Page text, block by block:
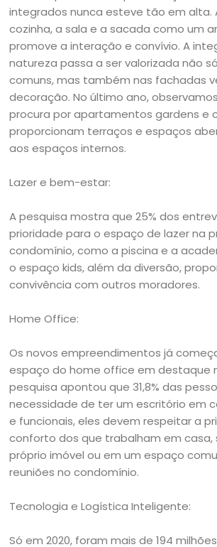
integrados nunca esteve tão em alta.
cozinha, a sala e a sacada como um
promove a interação e convívio. A
natureza passa a ser valorizada não
comuns, mas também nas fachadas
decoração. No último ano,
procura por apartamentos gardens e
proporcionam terraços e espaços
aos espaços internos.
Lazer e bem-estar:
A pesquisa mostra que 25% dos
prioridade para o espaço de lazer na
condomínio, como a piscina e a
o espaço kids, além da diversão,
convivência com outros moradores.
Home Office:
Os novos empreendimentos já
espaço do home office em destaque
pesquisa apontou que 31,8% das
necessidade de ter um escritório em
e funcionais, eles devem respeitar a
conforto dos que trabalham em casa,
próprio imóvel ou em um espaço
reuniões no condomínio.
Tecnologia e Logística Inteligente:
Só em 2020, foram mais de 194